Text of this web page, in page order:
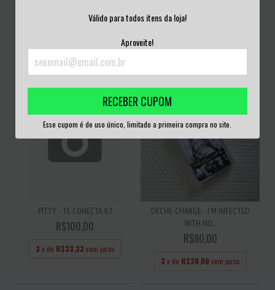
Válido para todos itens da loja!
Aproveite!
RECEBER CUPOM
Esse cupom é de uso único, limitado a primeira compra no site.
MEAT SHIT...
PITTY - TE CONECTA K7
R$100,00
3 x de R$33,33 sem juros
DECHE-CHARGE - I'M INFECTED
WITH NO...
R$90,00
3 x de R$30,00 sem juros